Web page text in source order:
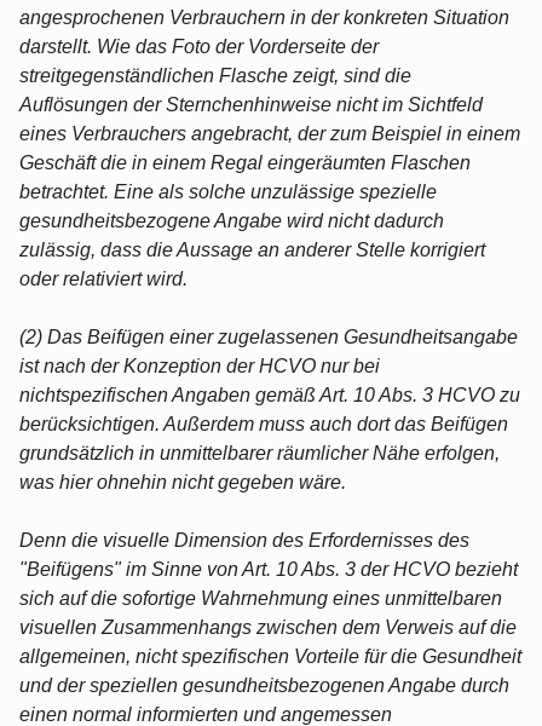
angesprochenen Verbrauchern in der konkreten Situation
darstellt. Wie das Foto der Vorderseite der
streitgegenständlichen Flasche zeigt, sind die
Auflösungen der Sternchenhinweise nicht im Sichtfeld
eines Verbrauchers angebracht, der zum Beispiel in einem
Geschäft die in einem Regal eingeräumten Flaschen
betrachtet. Eine als solche unzulässige spezielle
gesundheitsbezogene Angabe wird nicht dadurch
zulässig, dass die Aussage an anderer Stelle korrigiert
oder relativiert wird.
(2) Das Beifügen einer zugelassenen Gesundheitsangabe
ist nach der Konzeption der HCVO nur bei
nichtspezifischen Angaben gemäß Art. 10 Abs. 3 HCVO zu
berücksichtigen. Außerdem muss auch dort das Beifügen
grundsätzlich in unmittelbarer räumlicher Nähe erfolgen,
was hier ohnehin nicht gegeben wäre.
Denn die visuelle Dimension des Erfordernisses des
"Beifügens" im Sinne von Art. 10 Abs. 3 der HCVO bezieht
sich auf die sofortige Wahrnehmung eines unmittelbaren
visuellen Zusammenhangs zwischen dem Verweis auf die
allgemeinen, nicht spezifischen Vorteile für die Gesundheit
und der speziellen gesundheitsbezogenen Angabe durch
einen normal informierten und angemessen